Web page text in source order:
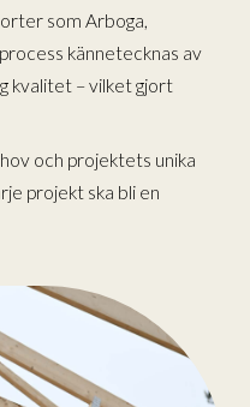
som Arboga,
kännetecknas av
kvalitet – vilket gjort
och projektets unika
projekt ska bli en